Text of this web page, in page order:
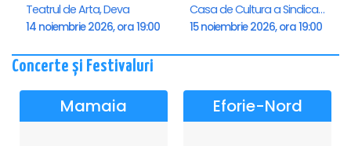
Teatrul de Arta, Deva
14 noiembrie 2026, ora 19:00
Casa de Cultura a Sindicatelor , Oradea
15 noiembrie 2026, ora 19:00
Concerte și Festivaluri
Mamaia Eforie-Nord